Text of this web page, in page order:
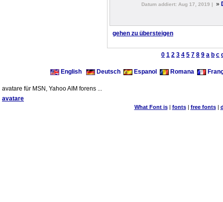
Datum addiert: Aug 17, 2019 |
»
gehen zu übersteigen
0 1 2 3 4 5 7 8 9 a b c
English Deutsch Espanol Romana
avatare für MSN, Yahoo AIM forens ...
avatare
What Font is| fonts| free fonts|